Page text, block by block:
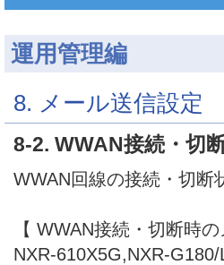
運用管理編
8. メール送信設定
8-2. WWAN接続・切
WWAN回線の接続・切断
【 WWAN接続・切断時
NXR-610X5G,NXR-